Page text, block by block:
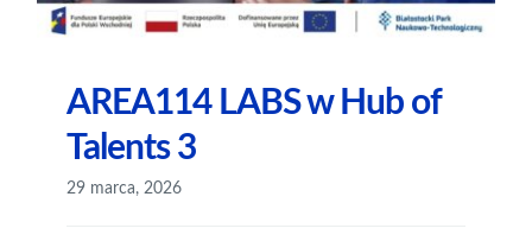
AREA114 LABS w Hub of
Talents 3
29 marca, 2026